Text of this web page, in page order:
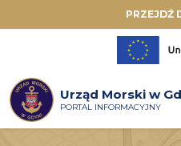
PRZEJDŹ
Urząd Morski w
PORTAL INFORMACYJNY